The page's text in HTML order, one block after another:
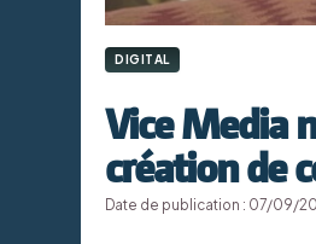
DIGITAL
Vice Media
création de
Date de publication : 07/09/